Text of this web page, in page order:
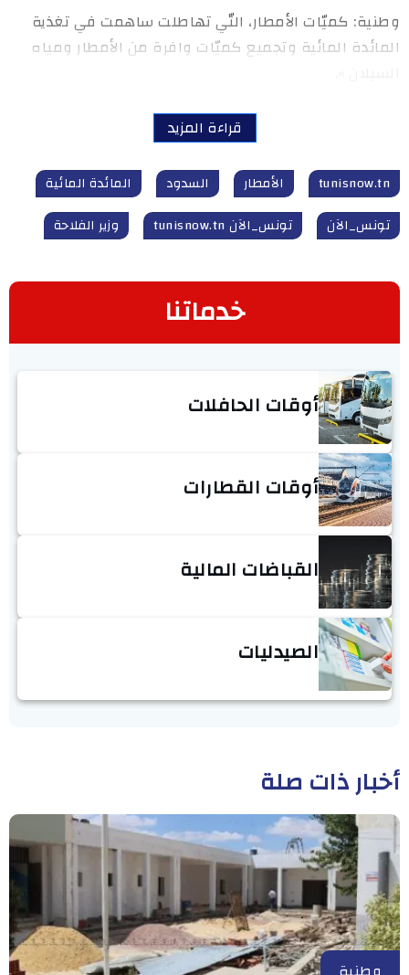
وطنية: كميّات الأمطار، التّي تهاطلت ساهمت في تغذية
المائدة المائية وتجميع كميّات وافرة من الأمطار ومياه
قراءة المزيد
tunisnow.tn الأمطار السدود
المائدة المائية
تونس_الآن
تونس_الآن tunisnow.tn وزير الفلاحة
خدماتنا
أوقات الحافلات
أوقات القطارات
القباضات المالية
الصيدليات
أخبار ذات صلة